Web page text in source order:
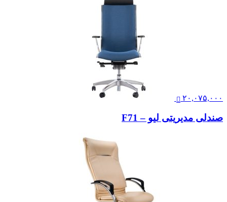
۲۰,۰۷۵,۰۰۰
صندلی مدیریتی لیو – F71